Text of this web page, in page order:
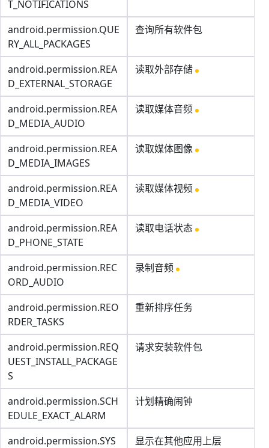
T_NOTIFICATIONS
android.permission.QUE
RY_ALL_PACKAGES
查询所有软件包
android.permission.REA
D_EXTERNAL_STORAGE
读取外部存储
android.permission.REA
D_MEDIA_AUDIO
读取媒体音频
android.permission.REA
D_MEDIA_IMAGES
读取媒体图像
android.permission.REA
D_MEDIA_VIDEO
读取媒体视频
android.permission.REA
D_PHONE_STATE
读取电话状态
android.permission.REC
ORD_AUDIO
录制音频
android.permission.REO
RDER_TASKS
重新排序任务
android.permission.REQ
UEST_INSTALL_PACKAGE
S
请求安装软件包
android.permission.SCH
EDULE_EXACT_ALARM
计划精确闹钟
android.permission.SYS
显示在其他应用上层